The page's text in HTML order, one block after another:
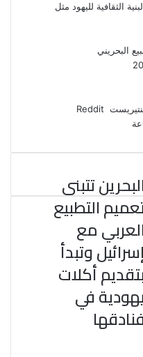
الثقافية لليهود مثل
البحريني
تتبنى
التطبيع
مع
وتبدأ
أكلات
في